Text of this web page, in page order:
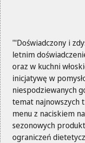
'"Doświadczony i
letnim
oraz w kuchni
inicjatywę w
niespodziewanych
temat najnowszych
menu z naciskiem
sezonowych
ograniczeń